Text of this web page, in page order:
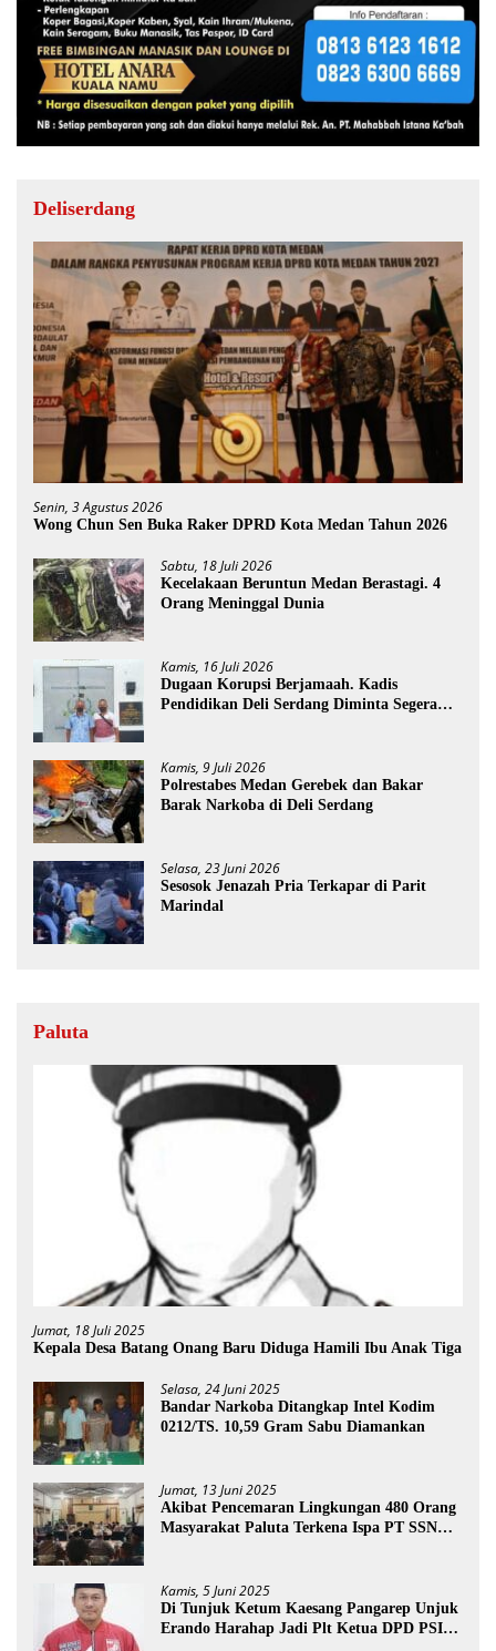
Deliserdang
Senin, 3 Agustus 2026
Wong Chun Sen Buka Raker DPRD Kota Medan Tahun 2026
Sabtu, 18 Juli 2026
Kecelakaan Beruntun Medan Berastagi. 4
Orang Meninggal Dunia
Kamis, 16 Juli 2026
Dugaan Korupsi Berjamaah. Kadis
Pendidikan Deli Serdang Diminta Segera
Kamis, 9 Juli 2026
Polrestabes Medan Gerebek dan Bakar
Barak Narkoba di Deli Serdang
Selasa, 23 Juni 2026
Sesosok Jenazah Pria Terkapar di Parit
Marindal
Paluta
Jumat, 18 Juli 2025
Kepala Desa Batang Onang Baru Diduga Hamili Ibu Anak Tiga
Selasa, 24 Juni 2025
Bandar Narkoba Ditangkap Intel Kodim
0212/TS. 10,59 Gram Sabu Diamankan
Jumat, 13 Juni 2025
Akibat Pencemaran Lingkungan 480 Orang
Masyarakat Paluta Terkena Ispa PT SSN
Kamis, 5 Juni 2025
Di Tunjuk Ketum Kaesang Pangarep Unjuk
Erando Harahap Jadi Plt Ketua DPD PSI